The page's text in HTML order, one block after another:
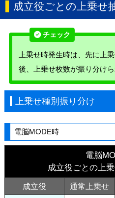
成立役ごとの上乗せ
上乗せ時発生時は、先に上
後、上乗せ枚数が振り分け
上乗せ種別振り分け
電脳MODE時
電脳
成立役ごとの上
成立役 通常上乗せ